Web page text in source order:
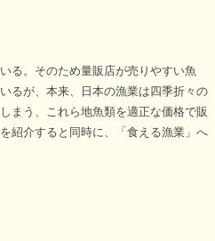
る。そのため量販店が売りやすい魚
るが、本来、日本の漁業は四季折々の
まう、これら地魚類を適正な価格で販
紹介すると同時に、「食える漁業」へ